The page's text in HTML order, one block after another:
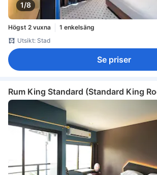
1/8
Högst 2 vuxna
1 enkelsäng
Utsikt: Stad
Se priser
Rum King Standard (Standard King